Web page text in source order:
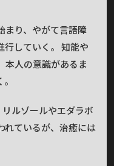
まり、やがて言語障
行していく。 知能や
本人の意識があるま
ルゾールやエダラボ
れているが、治癒には